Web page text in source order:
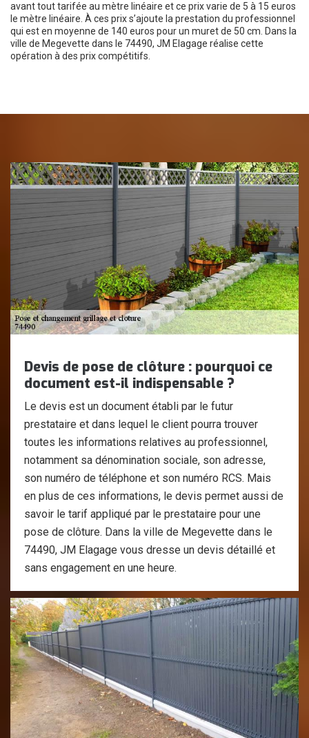
avant tout tarifée au mètre linéaire et ce prix varie de 5 à 15 euros
le mètre linéaire. À ces prix s’ajoute la prestation du professionnel
qui est en moyenne de 140 euros pour un muret de 50 cm. Dans la
ville de Megevette dans le 74490, JM Elagage réalise cette
opération à des prix compétitifs.
Devis de pose de clôture : pourquoi ce
document est-il indispensable ?
Le devis est un document établi par le futur
prestataire et dans lequel le client pourra trouver
toutes les informations relatives au professionnel,
notamment sa dénomination sociale, son adresse,
son numéro de téléphone et son numéro RCS. Mais
en plus de ces informations, le devis permet aussi de
savoir le tarif appliqué par le prestataire pour une
pose de clôture. Dans la ville de Megevette dans le
74490, JM Elagage vous dresse un devis détaillé et
sans engagement en une heure.